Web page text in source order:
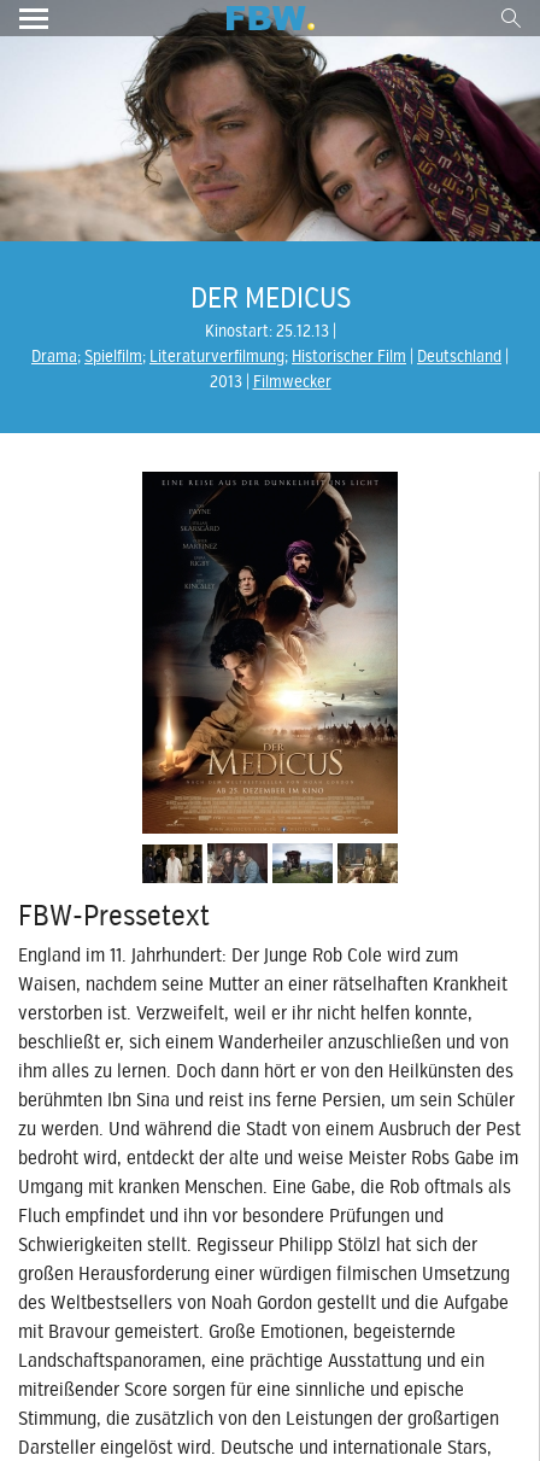
DER MEDICUS
Kinostart: 25.12.13
Drama;Spielfilm; Literaturverfilmung; Historischer Film
Deutschland
2013
Filmwecker
FBW-Pressetext
England im 11. Jahrhundert: Der Junge Rob Cole wird zum
Waisen, nachdem seine Mutter an einer rätselhaften Krankheit
verstorben ist. Verzweifelt, weil er ihr nicht helfen konnte,
beschließt er, sich einem Wanderheiler anzuschließen und von
ihm alles zu lernen. Doch dann hört er von den Heilkünsten des
berühmten Ibn Sina und reist ins ferne Persien, um sein Schüler
zu werden. Und während die Stadt von einem Ausbruch der Pest
bedroht wird, entdeckt der alte und weise Meister Robs Gabe im
Umgang mit kranken Menschen. Eine Gabe, die Rob oftmals als
Fluch empfindet und ihn vor besondere Prüfungen und
Schwierigkeiten stellt. Regisseur Philipp Stölzl hat sich der
großen Herausforderung einer würdigen filmischen Umsetzung
des Weltbestsellers von Noah Gordon gestellt und die Aufgabe
mit Bravour gemeistert. Große Emotionen, begeisternde
Landschaftspanoramen, eine prächtige Ausstattung und ein
mitreißender Score sorgen für eine sinnliche und epische
Stimmung, die zusätzlich von den Leistungen der großartigen
Darsteller eingelöst wird. Deutsche und internationale Stars,